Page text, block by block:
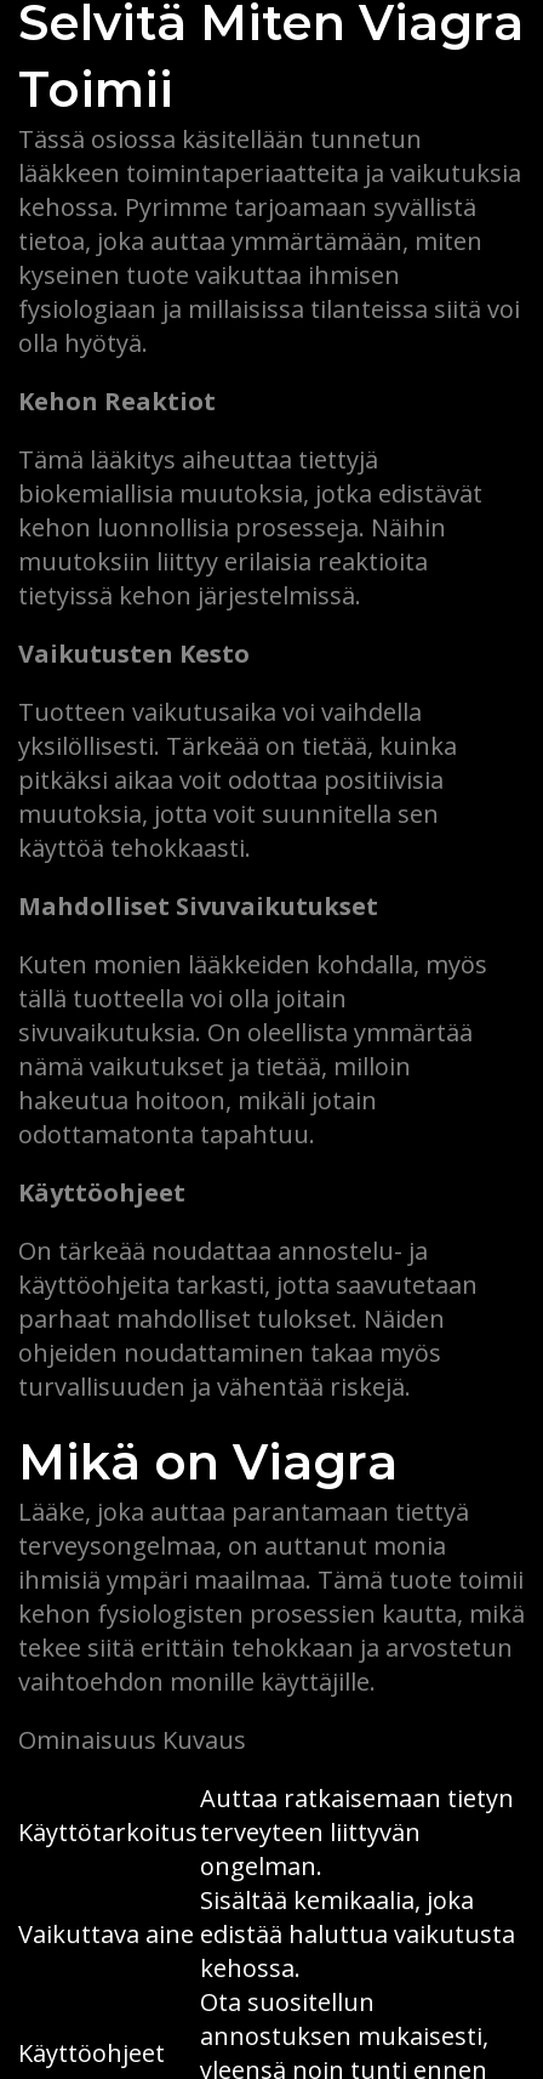
Selvitä Miten Viagra
Toimii
Tässä osiossa käsitellään tunnetun
lääkkeen toimintaperiaatteita ja vaikutuksia
kehossa. Pyrimme tarjoamaan syvällistä
tietoa, joka auttaa ymmärtämään, miten
kyseinen tuote vaikuttaa ihmisen
fysiologiaan ja millaisissa tilanteissa siitä voi
olla hyötyä.
Kehon Reaktiot
Tämä lääkitys aiheuttaa tiettyjä
biokemiallisia muutoksia, jotka edistävät
kehon luonnollisia prosesseja. Näihin
muutoksiin liittyy erilaisia reaktioita
tietyissä kehon järjestelmissä.
Vaikutusten Kesto
Tuotteen vaikutusaika voi vaihdella
yksilöllisesti. Tärkeää on tietää, kuinka
pitkäksi aikaa voit odottaa positiivisia
muutoksia, jotta voit suunnitella sen
käyttöä tehokkaasti.
Mahdolliset Sivuvaikutukset
Kuten monien lääkkeiden kohdalla, myös
tällä tuotteella voi olla joitain
sivuvaikutuksia. On oleellista ymmärtää
nämä vaikutukset ja tietää, milloin
hakeutua hoitoon, mikäli jotain
odottamatonta tapahtuu.
Käyttöohjeet
On tärkeää noudattaa annostelu- ja
käyttöohjeita tarkasti, jotta saavutetaan
parhaat mahdolliset tulokset. Näiden
ohjeiden noudattaminen takaa myös
turvallisuuden ja vähentää riskejä.
Mikä on Viagra
Lääke, joka auttaa parantamaan tiettyä
terveysongelmaa, on auttanut monia
ihmisiä ympäri maailmaa. Tämä tuote toimii
kehon fysiologisten prosessien kautta, mikä
tekee siitä erittäin tehokkaan ja arvostetun
vaihtoehdon monille käyttäjille.
Ominaisuus Kuvaus
Käyttötarkoitus
Auttaa ratkaisemaan tietyn
terveyteen liittyvän
ongelman.
Vaikuttava aine
Sisältää kemikaalia, joka
edistää haluttua vaikutusta
kehossa.
Käyttöohjeet
Ota suositellun
annostuksen mukaisesti,
yleensä noin tunti ennen